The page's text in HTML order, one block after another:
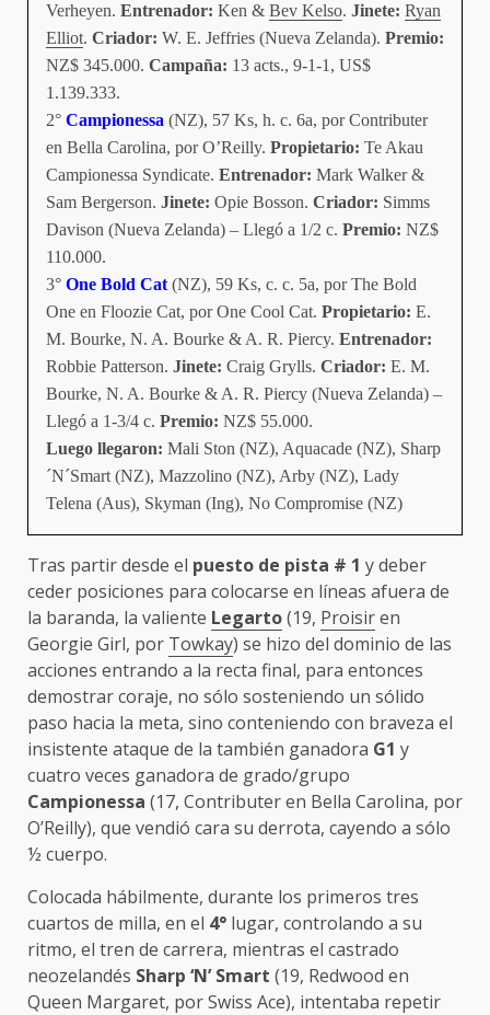
Verheyen. Entrenador: Ken & Bev Kelso. Jinete: Ryan
Elliot. Criador: W. E. Jeffries (Nueva Zelanda). Premio:
NZ$ 345.000. Campaña: 13 acts., 9-1-1, US$
1.139.333.
2° Campionessa (NZ), 57 Ks, h. c. 6a, por Contributer
en Bella Carolina, por O’Reilly. Propietario: Te Akau
Campionessa Syndicate. Entrenador: Mark Walker &
Sam Bergerson. Jinete: Opie Bosson. Criador: Simms
Davison (Nueva Zelanda) – Llegó a 1/2 c. Premio: NZ$
110.000.
3° One Bold Cat (NZ), 59 Ks, c. c. 5a, por The Bold
One en Floozie Cat, por One Cool Cat. Propietario: E.
M. Bourke, N. A. Bourke & A. R. Piercy. Entrenador:
Robbie Patterson. Jinete: Craig Grylls. Criador: E. M.
Bourke, N. A. Bourke & A. R. Piercy (Nueva Zelanda) –
Llegó a 1-3/4 c. Premio: NZ$ 55.000.
Luego llegaron: Mali Ston (NZ), Aquacade (NZ), Sharp
´N´Smart (NZ), Mazzolino (NZ), Arby (NZ), Lady
Telena (Aus), Skyman (Ing), No Compromise (NZ)
Tras partir desde el puesto de pista # 1 y deber
ceder posiciones para colocarse en líneas afuera de
la baranda, la valiente Legarto(19, Proisiren
Georgie Girl, por Towkay) se hizo del dominio de las
acciones entrando a la recta final, para entonces
demostrar coraje, no sólo sosteniendo un sólido
paso hacia la meta, sino conteniendo con braveza el
insistente ataque de la también ganadora G1 y
cuatro veces ganadora de grado/grupo
Campionessa (17, Contributer en Bella Carolina, por
O’Reilly), que vendió cara su derrota, cayendo a sólo
½ cuerpo.
Colocada hábilmente, durante los primeros tres
cuartos de milla, en el 4° lugar, controlando a su
ritmo, el tren de carrera, mientras el castrado
neozelandés Sharp ‘N’ Smart (19, Redwood en
Queen Margaret, por Swiss Ace), intentaba repetir